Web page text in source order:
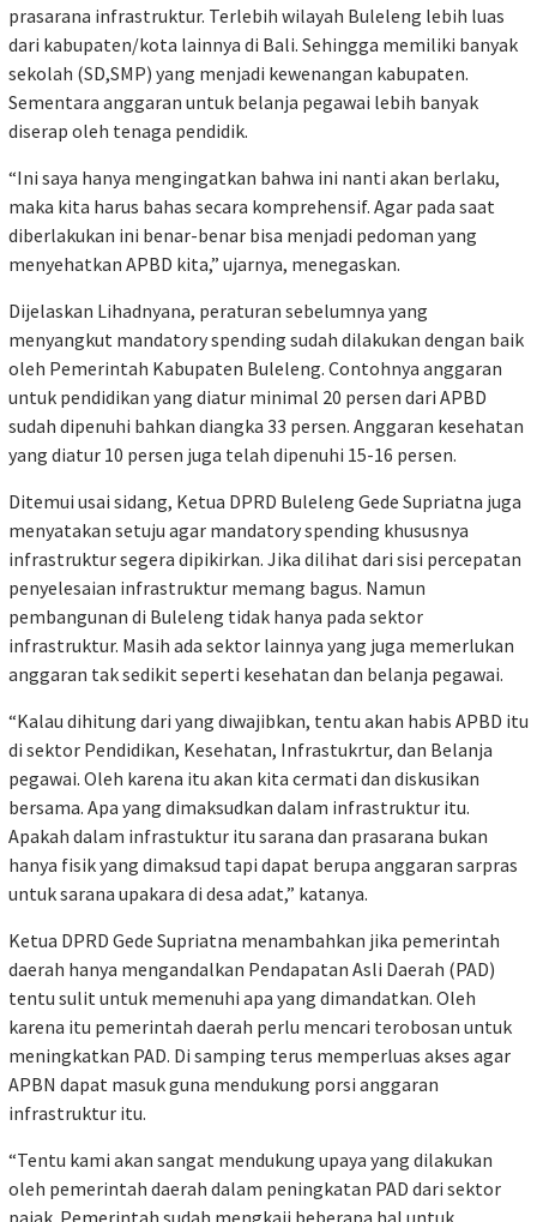
prasarana infrastruktur. Terlebih wilayah Buleleng lebih luas
dari kabupaten/kota lainnya di Bali. Sehingga memiliki banyak
sekolah (SD,SMP) yang menjadi kewenangan kabupaten.
Sementara anggaran untuk belanja pegawai lebih banyak
diserap oleh tenaga pendidik.
“Ini saya hanya mengingatkan bahwa ini nanti akan berlaku,
maka kita harus bahas secara komprehensif. Agar pada saat
diberlakukan ini benar-benar bisa menjadi pedoman yang
menyehatkan APBD kita,” ujarnya, menegaskan.
Dijelaskan Lihadnyana, peraturan sebelumnya yang
menyangkut mandatory spending sudah dilakukan dengan baik
oleh Pemerintah Kabupaten Buleleng. Contohnya anggaran
untuk pendidikan yang diatur minimal 20 persen dari APBD
sudah dipenuhi bahkan diangka 33 persen. Anggaran kesehatan
yang diatur 10 persen juga telah dipenuhi 15-16 persen.
Ditemui usai sidang, Ketua DPRD Buleleng Gede Supriatna juga
menyatakan setuju agar mandatory spending khususnya
infrastruktur segera dipikirkan. Jika dilihat dari sisi percepatan
penyelesaian infrastruktur memang bagus. Namun
pembangunan di Buleleng tidak hanya pada sektor
infrastruktur. Masih ada sektor lainnya yang juga memerlukan
anggaran tak sedikit seperti kesehatan dan belanja pegawai.
“Kalau dihitung dari yang diwajibkan, tentu akan habis APBD itu
di sektor Pendidikan, Kesehatan, Infrastukrtur, dan Belanja
pegawai. Oleh karena itu akan kita cermati dan diskusikan
bersama. Apa yang dimaksudkan dalam infrastruktur itu.
Apakah dalam infrastuktur itu sarana dan prasarana bukan
hanya fisik yang dimaksud tapi dapat berupa anggaran sarpras
untuk sarana upakara di desa adat,” katanya.
Ketua DPRD Gede Supriatna menambahkan jika pemerintah
daerah hanya mengandalkan Pendapatan Asli Daerah (PAD)
tentu sulit untuk memenuhi apa yang dimandatkan. Oleh
karena itu pemerintah daerah perlu mencari terobosan untuk
meningkatkan PAD. Di samping terus memperluas akses agar
APBN dapat masuk guna mendukung porsi anggaran
infrastruktur itu.
“Tentu kami akan sangat mendukung upaya yang dilakukan
oleh pemerintah daerah dalam peningkatan PAD dari sektor
pajak. Pemerintah sudah mengkaji beberapa hal untuk